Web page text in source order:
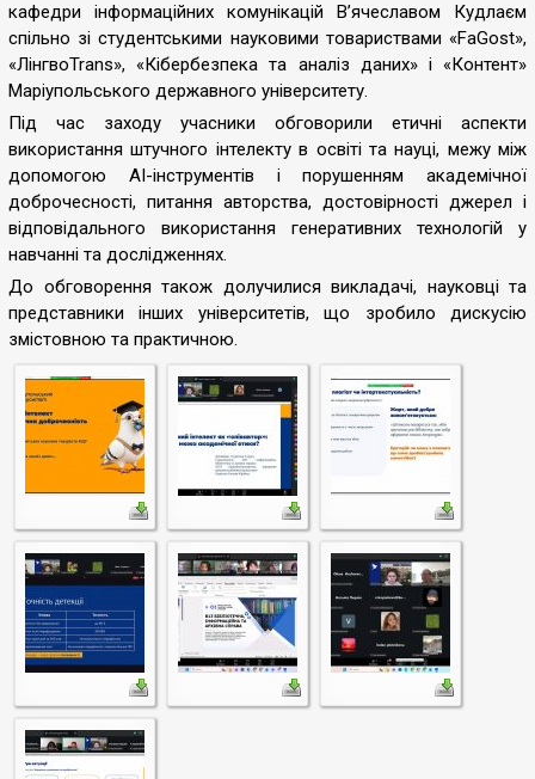
кафедри інформаційних комунікацій Вʼячеславом Кудлаєм
спільно зі студентськими науковими товариствами «FaGost»,
«ЛінгвоTrans», «Кібербезпека та аналіз даних» і «Контент»
Маріупольського державного університету.
Під час заходу учасники обговорили етичні аспекти
використання штучного інтелекту в освіті та науці, межу між
допомогою AI-інструментів і порушенням академічної
доброчесності, питання авторства, достовірності джерел і
відповідального використання генеративних технологій у
навчанні та дослідженнях.
До обговорення також долучилися викладачі, науковці та
представники інших університетів, що зробило дискусію
змістовною та практичною.